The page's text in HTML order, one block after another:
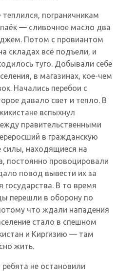
пограничникам
— сливочное масло два
джем. Потом с провиантом
складах всё подъели, и
туго. Добывали себе
в магазинах, кое-чем
Начались перебои с
давало свет и тепло. В
вспыхнул
правительственными
в гражданскую
находящиеся на
постоянно провоцировали
повод вывести их за
государства. В то время
перешли в оборону по
что ждали нападения
стало в спешном
и Киргизию — там
жить.
не остановили